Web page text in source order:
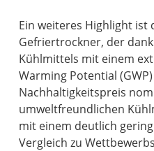
Ein weiteres Highlight ist
Gefriertrockner, der
Kühlmittels mit einem
Warming Potential
Nachhaltigkeitspreis
umweltfreundlichen
mit einem deutlich
Vergleich zu